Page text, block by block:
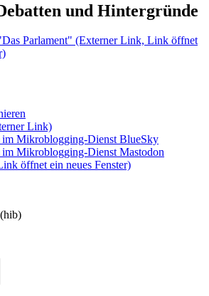
und Hintergründe
Parlament" (Externer Link, Link öffnet
Link)
im Mikroblogging-Dienst BlueSky
Mikroblogging-Dienst Mastodon
öffnet ein neues Fenster)